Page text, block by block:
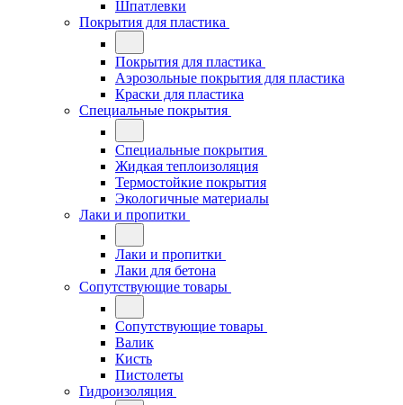
Шпатлевки
Покрытия для пластика
Покрытия для пластика
Аэрозольные покрытия для пластика
Краски для пластика
Специальные покрытия
Специальные покрытия
Жидкая теплоизоляция
Термостойкие покрытия
Экологичные материалы
Лаки и пропитки
Лаки и пропитки
Лаки для бетона
Сопутствующие товары
Сопутствующие товары
Валик
Кисть
Пистолеты
Гидроизоляция